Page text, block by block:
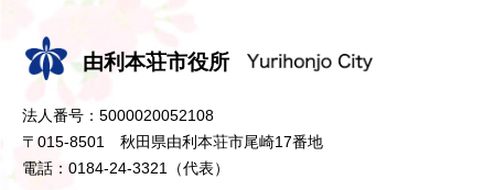
由利本荘市役所
法人番号：5000020052108
〒015-8501 秋田県由利本荘市尾崎17番地
電話：0184-24-3321（代表）